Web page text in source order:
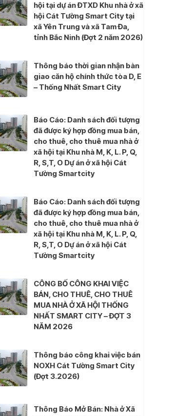
hội tại dự án ĐTXD Khu nhà ở xã
hội Cát Tường Smart City tại
xã Yên Trung và xã Tam Đa,
tỉnh Bắc Ninh (Đợt 2 năm 2026)
Thông báo thời gian nhận bàn
giao căn hộ chính thức tòa D, E
– Thống Nhất Smart City
Báo Cáo: Danh sách đối tượng
đã được ký hợp đồng mua bán,
cho thuê, cho thuê mua nhà ở
xã hội tại Khu nhà M, K, L. P, Q,
R, S,T, O Dự án ở xã hội Cát
Tường Smartcity
Báo Cáo: Danh sách đối tượng
đã được ký hợp đồng mua bán,
cho thuê, cho thuê mua nhà ở
xã hội tại Khu nhà M, K, L. P, Q,
R, S,T, O Dự án ở xã hội Cát
Tường Smartcity
CÔNG BỐ CÔNG KHAI VIỆC
BÁN, CHO THUÊ, CHO THUÊ
MUA NHÀ Ở XÃ HỘI THỐNG
NHẤT SMART CITY – ĐỢT 3
NĂM 2026
Thông báo công khai việc bán
NOXH Cát Tường Smart City
(Đợt 3.2026)
Thông Báo Mở Bán: Nhà ở Xã